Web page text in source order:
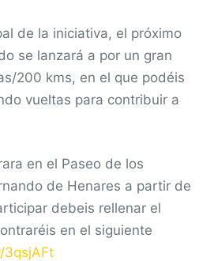
de la iniciativa, el próximo
se lanzará a por un gran
200 kms, en el que podéis
vueltas para contribuir a
en el Paseo de los
de Henares a partir de
debeis rellenar el
en el siguiente